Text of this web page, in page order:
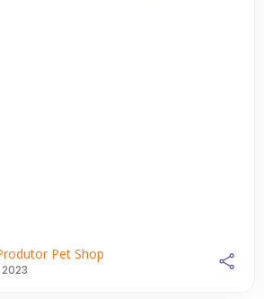
Pet Shop